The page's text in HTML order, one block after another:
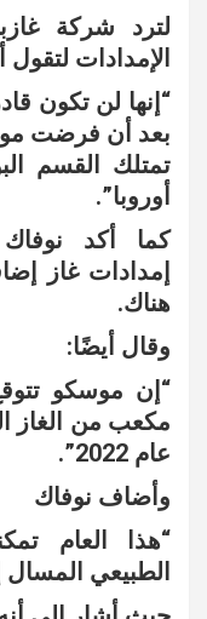
لترد شركة
الإمدادات لتقول
“إنها لن تكون
بعد أن فرضت
تمتلك القسم
أوروبا”.
كما أكد
إمدادات غاز
هناك.
وقال أيضًا:
مكعب من الغاز
عام 2022”.
وأضاف نوفاك
“هذا العام
الطبيعي